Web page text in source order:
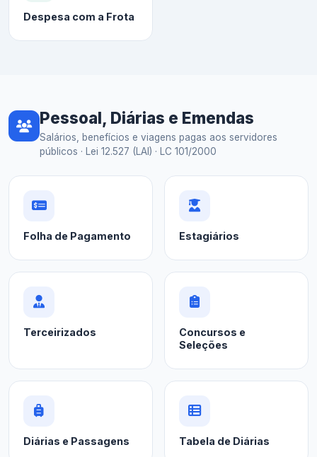
Despesa com a Frota
Pessoal, Diárias e Emendas
Salários, benefícios e viagens pagas aos servidores
públicos · Lei 12.527 (LAI) · LC 101/2000
Folha de Pagamento Estagiários
Terceirizados
Concursos e
Seleções
Diárias e Passagens Tabela de Diárias